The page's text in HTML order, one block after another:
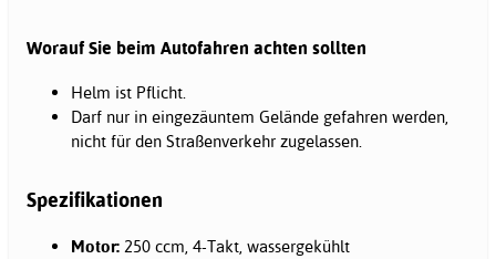
Worauf Sie beim Autofahren achten sollten
Helm ist Pflicht.
Darf nur in eingezäuntem Gelände gefahren werden,
nicht für den Straßenverkehr zugelassen.
Spezifikationen
Motor: 250 ccm, 4-Takt, wassergekühlt